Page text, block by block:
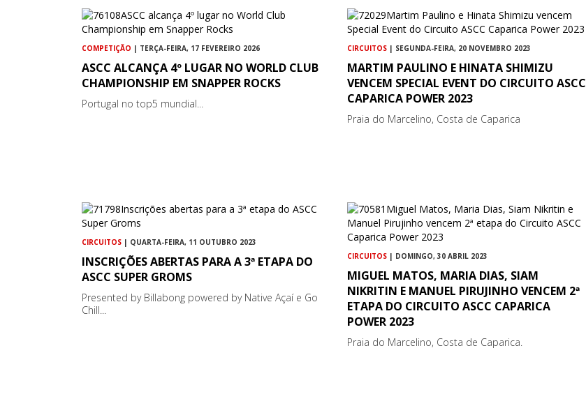
COMPETIÇÃO | TERÇA-FEIRA, 17 FEVEREIRO 2026
ASCC ALCANÇA 4º LUGAR NO WORLD CLUB
CHAMPIONSHIP EM SNAPPER ROCKS
Portugal no top5 mundial...
CIRCUITOS | SEGUNDA-FEIRA, 20 NOVEMBRO 2023
MARTIM PAULINO E HINATA SHIMIZU
VENCEM SPECIAL EVENT DO CIRCUITO ASCC
CAPARICA POWER 2023
Praia do Marcelino, Costa de Caparica
CIRCUITOS | QUARTA-FEIRA, 11 OUTUBRO 2023
INSCRIÇÕES ABERTAS PARA A 3ª ETAPA DO
ASCC SUPER GROMS
Presented by Billabong powered by Native Açaí e Go
Chill...
CIRCUITOS | DOMINGO, 30 ABRIL 2023
MIGUEL MATOS, MARIA DIAS, SIAM
NIKRITIN E MANUEL PIRUJINHO VENCEM 2ª
ETAPA DO CIRCUITO ASCC CAPARICA
POWER 2023
Praia do Marcelino, Costa de Caparica.